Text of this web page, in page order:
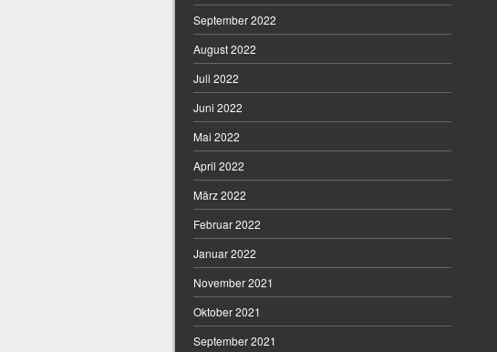
September 2022
August 2022
Juli 2022
Juni 2022
Mai 2022
April 2022
März 2022
Februar 2022
Januar 2022
November 2021
Oktober 2021
September 2021